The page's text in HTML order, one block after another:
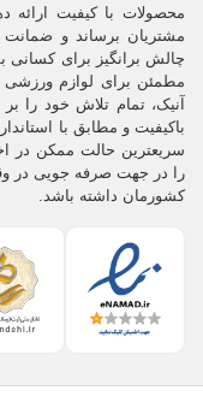
انواع دوبنده
سبک های مختلفی ازلباس
محصولات با کیفیت
مشتریان برساند و ضمانت
چالش برانگیز برای کسانی
مطمئن برای لوازم ورزشی
آنیک، تمام تلاش خود را
باکیفیت و مطابق با
سریعترین حالت ممکن در
را در جهت صرفه جویی در
کشورمان داشته باشد.